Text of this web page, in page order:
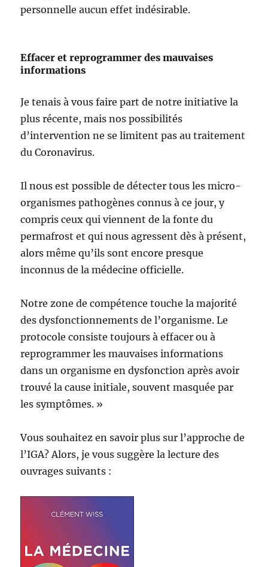
personnelle aucun effet indésirable.
Effacer et reprogrammer des mauvaises
informations
Je tenais à vous faire part de notre initiative la
plus récente, mais nos possibilités
d’intervention ne se limitent pas au traitement
du Coronavirus.
Il nous est possible de détecter tous les micro-
organismes pathogènes connus à ce jour, y
compris ceux qui viennent de la fonte du
permafrost et qui nous agressent dès à présent,
alors même qu’ils sont encore presque
inconnus de la médecine officielle.
Notre zone de compétence touche la majorité
des dysfonctionnements de l’organisme. Le
protocole consiste toujours à effacer ou à
reprogrammer les mauvaises informations
dans un organisme en dysfonction après avoir
trouvé la cause initiale, souvent masquée par
les symptômes. »
Vous souhaitez en savoir plus sur l’approche de
l’IGA? Alors, je vous suggère la lecture des
ouvrages suivants :